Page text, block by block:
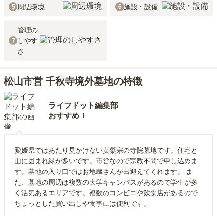
5 周辺環境 6 施設・設備
7
管理の
しやす
さ
松山市営 千秋寺境外墓地の特徴
ライフドット編集部
おすすめ！
愛媛県ではあたり見かけない黄檗宗の寺院墓地です。住宅と
山に囲まれ緑が多いです。市営なので宗教不問で申し込めま
す。墓地の入り口ではお地蔵さんが出迎えてくれます。 ま
た、墓地の周辺は複数の大学キャンパスがあるので学生が多
く活気あるエリアです。複数のコンビニや飲食店があるので
ちょっとした買い出しや食事には便利です。